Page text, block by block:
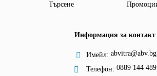
Търсене
Информация за контакт
Имейл: abvitra@abv.bg
Телефон: 0889 144 489